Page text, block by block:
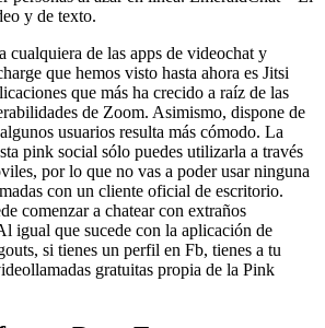
y de texto.
cualquiera de las apps de videochat y
que hemos visto hasta ahora es Jitsi
que más ha crecido a raíz de las
de Zoom. Asimismo, dispone de
usuarios resulta más cómodo. La
pink social sólo puedes utilizarla a través
por lo que no vas a poder usar ninguna
con un cliente oficial de escritorio.
comenzar a chatear con extraños
igual que sucede con la aplicación de
si tienes un perfil en Fb, tienes a tu
gratuitas propia de la Pink